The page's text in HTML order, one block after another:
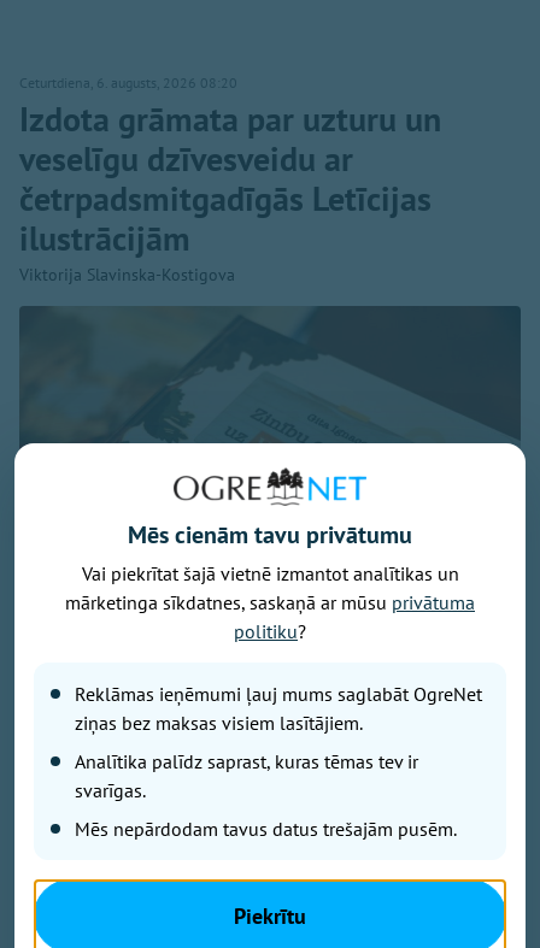
Ceturtdiena, 6. augusts, 2026 08:20
Izdota grāmata par uzturu un
veselīgu dzīvesveidu ar
četrpadsmitgadīgās Letīcijas
ilustrācijām
Viktorija Slavinska-Kostigova
"Mūsdienu steigā bērniem arvien biežāk pietrūkst
kustību, pilnvērtīga uztura, miega un vienkārši
grāmatas atvēršanas svētkos uzsvēra sertificētā
uztura speciāliste un uztura zinātniece Gita Ignace.
Grāmata “Zinību ceļojums uz Veselības zemi” ir
Mēs cienām tavu privātumu
Vai piekrītat šajā vietnē izmantot analītikas un
mārketinga sīkdatnes, saskaņā ar mūsu privātuma
politiku?
Reklāmas ieņēmumi ļauj mums saglabāt OgreNet
ziņas bez maksas visiem lasītājiem.
Analītika palīdz saprast, kuras tēmas tev ir
svarīgas.
Mēs nepārdodam tavus datus trešajām pusēm.
Piekrītu